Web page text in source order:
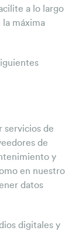
a lo largo
la máxima
servicios de
de
y
en nuestro
datos
digitales y